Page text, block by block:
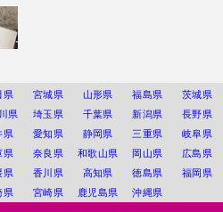
県 宮城県 山形県 福島県
茨城県
県 埼玉県 千葉県 新潟県
長野県
県 愛知県 静岡県 三重県
岐阜県
県 奈良県 和歌山県 岡山県
広島県
県 香川県 高知県 徳島県
福岡県
県 宮崎県 鹿児島県 沖縄県